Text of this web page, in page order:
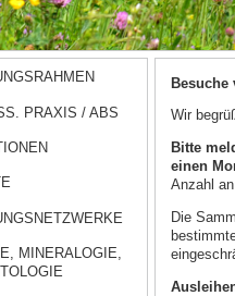
PRAXIS / ABS
MINERALOGIE,
Besuche
Wir
Bitte
einen
Anzahl
Die